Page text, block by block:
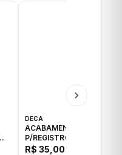
DECA
ACABAMENTO
P/REGISTRO 1/2"/3/4" C-
35 DECA
R$ 35,00